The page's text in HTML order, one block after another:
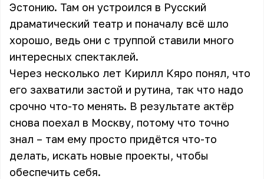
Эстонию. Там он устроился в Русский
драматический театр и поначалу всё шло
хорошо, ведь они с труппой ставили много
интересных спектаклей.
Через несколько лет Кирилл Кяро понял, что
его захватили застой и рутина, так что надо
срочно что-то менять. В результате актёр
снова поехал в Москву, потому что точно
знал – там ему просто придётся что-то
делать, искать новые проекты, чтобы
обеспечить себя.